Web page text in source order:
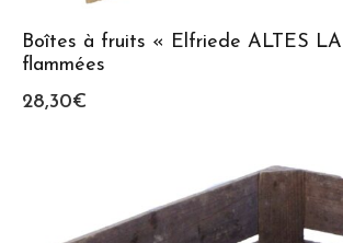
Boîtes à fruits « Elfriede ALTES
flammées
28,30€